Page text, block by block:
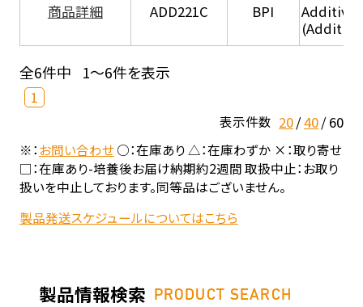
商品詳細
ADD221C BPI
全6件中 1～6件を表示
1
表示件数 20 40 60
※：お問い合わせ○：在庫あり △：在庫わずか ×：取り寄せ
□：在庫あり-培養後お届け納期約2週間 取扱中止：お取り
扱いを中止しております。同等品はございません。
製品発送スケジュールについてはこちら
製品情報検索 PRODUCT SEARCH